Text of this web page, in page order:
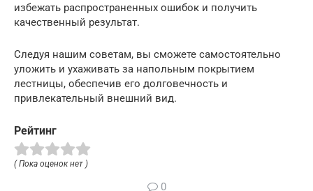
избежать распространенных ошибок и получить
качественный результат.
Следуя нашим советам, вы сможете самостоятельно
уложить и ухаживать за напольным покрытием
лестницы, обеспечив его долговечность и
привлекательный внешний вид.
Рейтинг
( Пока оценок нет )
0